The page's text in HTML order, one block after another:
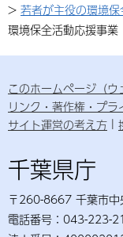
> 若者が主役の環境
環境保全活動応援事業
このホームページ（
リンク・著作権・プ
サイト運営の考え方
千葉県庁
〒260-8667 千葉市中
電話番号：043-223-